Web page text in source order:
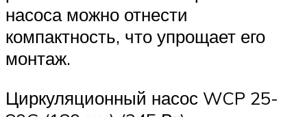
насоса можно отнести
компактность, что упрощает его
монтаж.
Циркуляционный насос WCP 25-